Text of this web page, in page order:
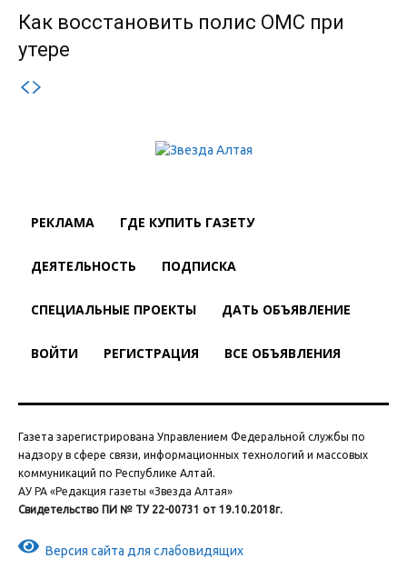
Как восстановить полис ОМС при
утере
РЕКЛАМА ГДЕ КУПИТЬ ГАЗЕТУ
ДЕЯТЕЛЬНОСТЬ ПОДПИСКА
СПЕЦИАЛЬНЫЕ ПРОЕКТЫ ДАТЬ ОБЪЯВЛЕНИЕ
ВОЙТИ РЕГИСТРАЦИЯ ВСЕ ОБЪЯВЛЕНИЯ
Газета зарегистрирована Управлением Федеральной службы по
надзору в сфере связи, информационных технологий и массовых
коммуникаций по Республике Алтай.
АУ РА «Редакция газеты «Звезда Алтая»
Свидетельство ПИ № ТУ 22-00731 от 19.10.2018г.
Версия сайта для слабовидящих